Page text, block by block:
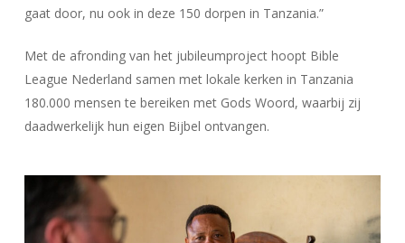
gaat door, nu ook in deze 150 dorpen in Tanzania.”
Met de afronding van het jubileumproject hoopt Bible
League Nederland samen met lokale kerken in Tanzania
180.000 mensen te bereiken met Gods Woord, waarbij zij
daadwerkelijk hun eigen Bijbel ontvangen.